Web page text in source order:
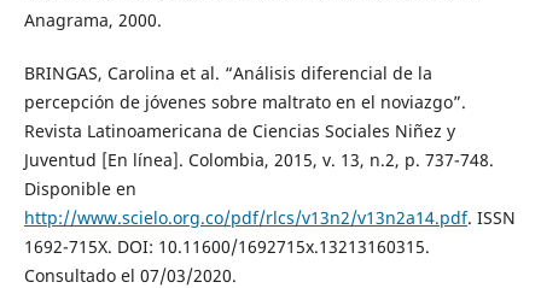
Anagrama, 2000.
BRINGAS, Carolina et al. “Análisis diferencial de la
percepción de jóvenes sobre maltrato en el noviazgo”.
Revista Latinoamericana de Ciencias Sociales Niñez y
Juventud [En línea]. Colombia, 2015, v. 13, n.2, p. 737-748.
Disponible en
http://www.scielo.org.co/pdf/rlcs/v13n2/v13n2a14.pdf. ISSN
1692-715X. DOI: 10.11600/1692715x.13213160315.
Consultado el 07/03/2020.